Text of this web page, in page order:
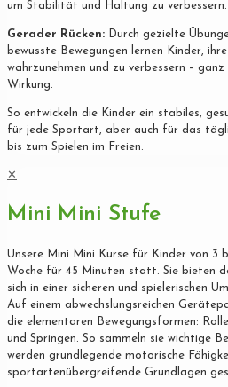
um Stabilität und Haltung zu verbessern.
Gerader Rücken: Durch gezielte
bewusste Bewegungen lernen Kinder,
wahrzunehmen und zu verbessern –
Wirkung.
So entwickeln die Kinder ein stabiles,
für jede Sportart, aber auch für das
bis zum Spielen im Freien.
✕
Mini Mini Stufe
Unsere Mini Mini Kurse für Kinder von 3
Woche für 45 Minuten statt. Sie bieten
sich in einer sicheren und spielerischen
Auf einem abwechslungsreichen
die elementaren Bewegungsformen:
und Springen. So sammeln sie wichtige
werden grundlegende motorische
sportartenübergreifende Grundlagen